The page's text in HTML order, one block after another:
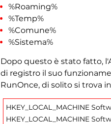
%Roaming%
%Temp%
%Comune%
%Sistema%
Dopo questo è stato fatto,
di registro il suo
RunOnce, di solito si trova
HKEY_LOCAL_MACHINE
HKEY_LOCAL_MACHINE